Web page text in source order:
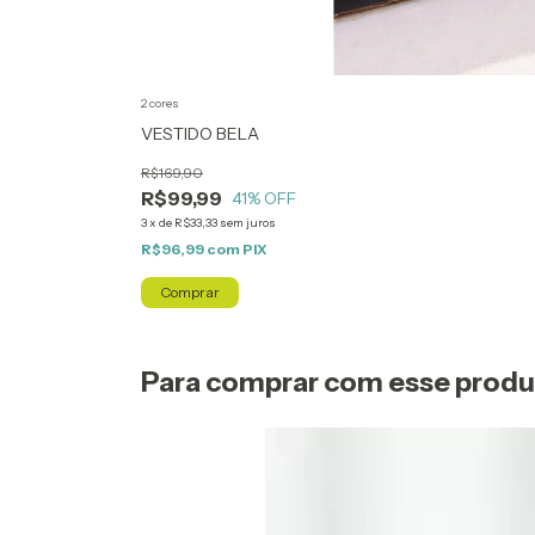
VESTIDO BELA
R$99,99
R$169,90
41% OFF
3x de R$33,33 sem juros
R$96,99 com PIX
2 cores
Comprar
Para comprar com esse